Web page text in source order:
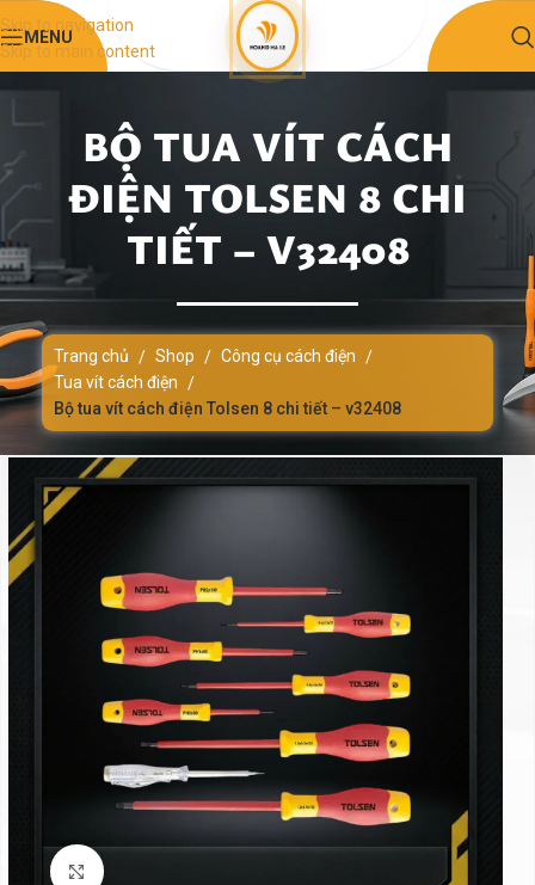
Skip to navigation
Skip to main content
MENU
BỘ TUA VÍT CÁCH
ĐIỆN TOLSEN 8 CHI
TIẾT – V32408
Trang chủ / Shop / Công cụ cách điện /
Tua vít cách điện /
Bộ tua vít cách điện Tolsen 8 chi tiết – v32408
Click to enlarge